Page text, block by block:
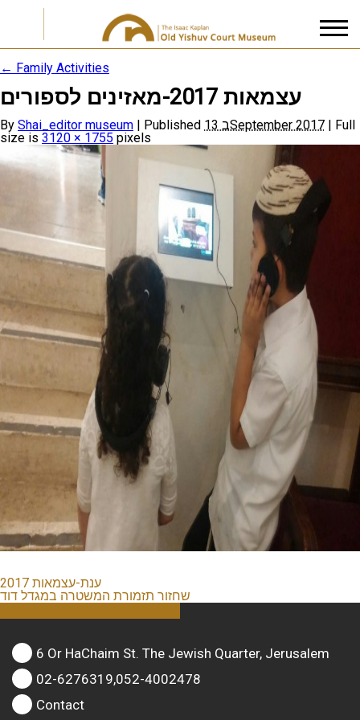
I accept the Privacy Policy
← Family Activities
עצמאות 2017-מאזינים לספורים
By Shai_editor museum | Published 13 בSeptember 2017 | Full
size is 3120 × 1755 pixels
ענת-עצמאות 2017
שחזור תזמורת המשטרה במגדל דוד
6 Or HaChaim St. The Jewish Quarter, Jerusalem
02-6276319,052-4002478
Contact